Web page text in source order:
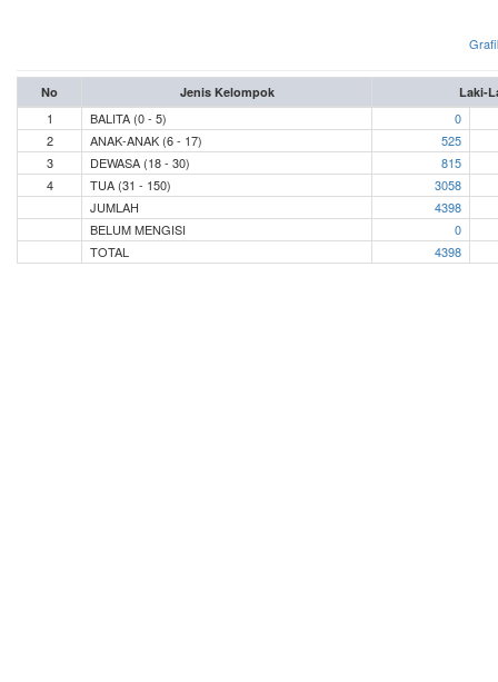
No Jenis Kelompok Laki-
1 BALITA (0 - 5)
0
2
ANAK-ANAK (6 - 17)
525
3
DEWASA (18 - 30)
815
4
TUA (31 - 150)
3058
JUMLAH
4398
BELUM MENGISI
0
TOTAL
4398